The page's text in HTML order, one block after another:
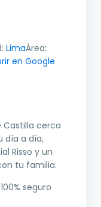
LimaÁrea:
en Google
Castilla cerca
día a día,
Risso y un
tu familia.
seguro